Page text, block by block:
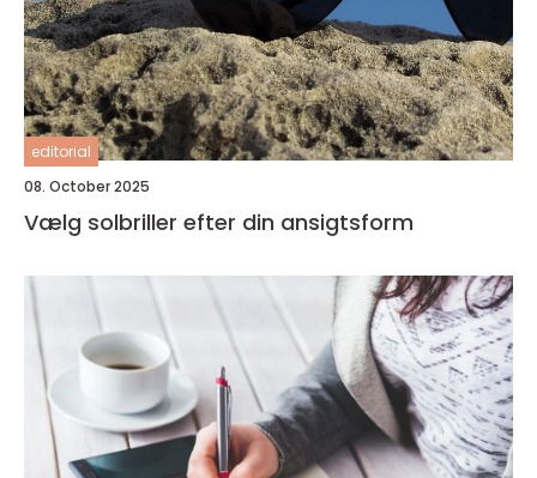
editorial
08. October 2025
Vælg solbriller efter din ansigtsform